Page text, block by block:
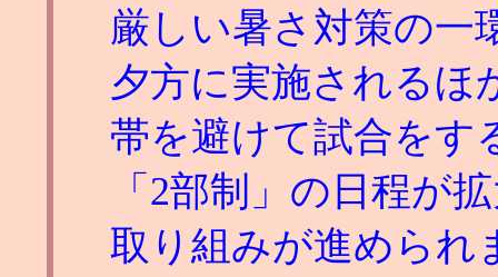
厳しい暑さ対策の一
夕方に実施されるほ
帯を避けて試合をす
「2部制」の日程が
取り組みが進められ